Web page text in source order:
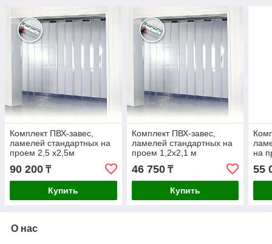
Комплект ПВХ-завес,
ламелей стандартных на
проем 2,5 x2,5м
90 200 ₸
Купить
Комплект ПВХ-завес,
ламелей стандартных на
проем 1,2x2,1 м
46 750₸
Купить
на
55
О нас